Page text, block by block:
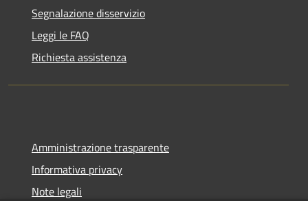
Segnalazione disservizio
Leggi le FAQ
Richiesta assistenza
Amministrazione trasparente
Informativa privacy
Note legali